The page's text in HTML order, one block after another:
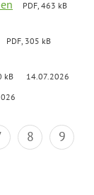
PDF, 463 kB
PDF, 305 kB
kB 14.07.2026
8
9